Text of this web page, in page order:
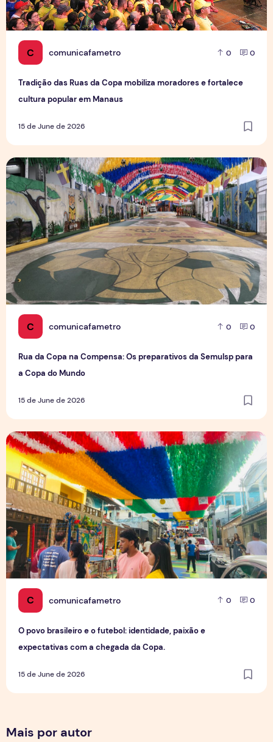
C comunicafametro 0 0
Tradição das Ruas da Copa mobiliza moradores e fortalece
cultura popular em Manaus
15 de June de 2026
C comunicafametro 0 0
Rua da Copa na Compensa: Os preparativos da Semulsp para
a Copa do Mundo
15 de June de 2026
Rua da Copa na Compensa: Os preparativos da Semulsp
C comunicafametro 0 0
O povo brasileiro e o futebol: identidade, paixão e
expectativas com a chegada da Copa.
15 de June de 2026
O povo brasileiro e o futebol: identidade, paixão e
Mais por autor